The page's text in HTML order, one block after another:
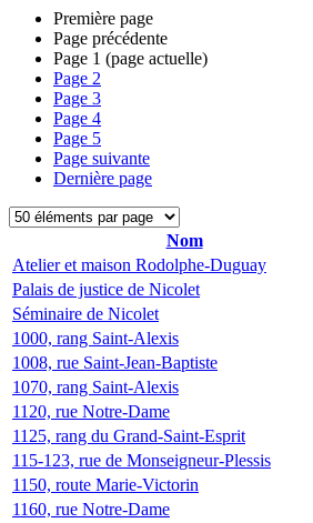
Première page
Page précédente
Page 1 (page actuelle)
Page 2
Page 3
Page 4
Page 5
Page suivante
Dernière page
Nom
Atelier et maison Rodolphe-Duguay
Palais de justice de Nicolet
Séminaire de Nicolet
1000, rang Saint-Alexis
1008, rue Saint-Jean-Baptiste
1070, rang Saint-Alexis
1120, rue Notre-Dame
1125, rang du Grand-Saint-Esprit
115-123, rue de Monseigneur-Plessis
1150, route Marie-Victorin
1160, rue Notre-Dame